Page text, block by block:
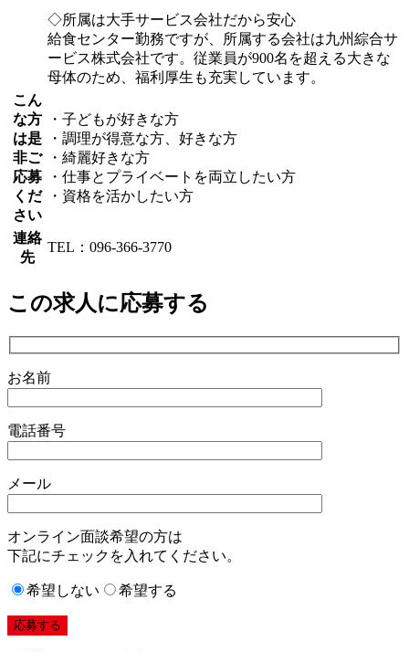
◇所属は大手サービス会社だから安心
給食センター勤務ですが、所属する会社は九州綜合サ
ービス株式会社です。従業員が900名を超える大きな
母体のため、福利厚生も充実しています。
こん
な方
は是
非ご
応募
くだ
さい
・子どもが好きな方
・調理が得意な方、好きな方
・綺麗好きな方
・仕事とプライベートを両立したい方
・資格を活かしたい方
連絡
先
TEL：096-366-3770
この求人に応募する
お名前
電話番号
メール
オンライン面談希望の方は
下記にチェックを入れてください。
希望しない 希望する